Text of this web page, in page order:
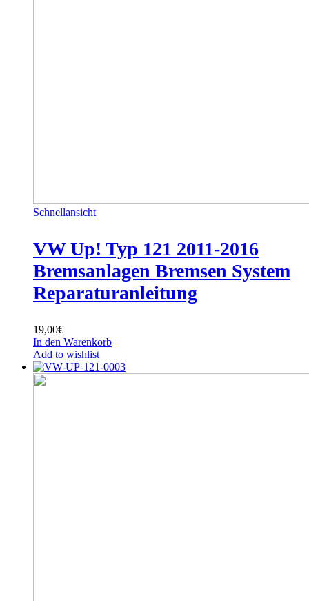
Schnellansicht
VW Up! Typ 121 2011-2016
Bremsanlagen Bremsen System
Reparaturanleitung
19,00€
In den Warenkorb
Add to wishlist